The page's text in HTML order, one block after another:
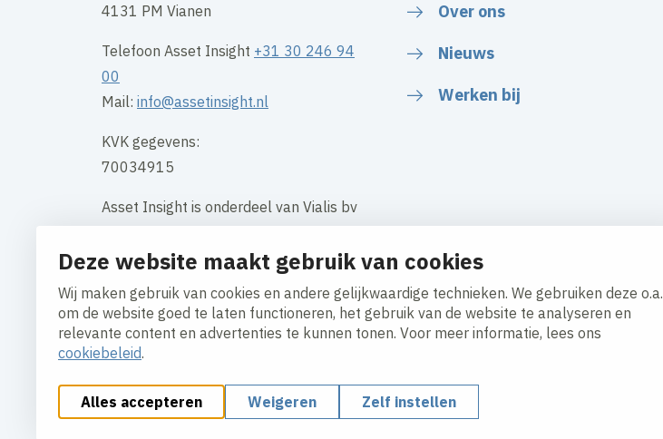
Deze website maakt gebruik van cookies
Wij maken gebruik van cookies en andere gelijkwaardige technieken. We gebruiken deze o.a.
om de website goed te laten functioneren, het gebruik van de website te analyseren en
relevante content en advertenties te kunnen tonen. Voor meer informatie, lees ons
cookiebeleid.
Alles accepteren Weigeren Zelf instellen
4131 PM Vianen
Telefoon Asset Insight +31 30 246 94
00
Mail: info@assetinsight.nl
KVK gegevens:
70034915
Asset Insight is onderdeel van Vialis bv
Telefoon Vialis algemeen: +31 30 694
35 00
Contact
Over ons
Nieuws
Werken bij